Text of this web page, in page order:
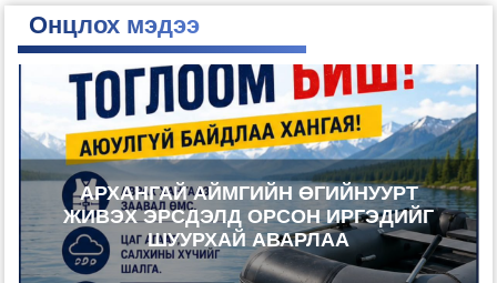
Онцлох мэдээ
АРХАНГАЙ АЙМГИЙН ӨГИЙНУУРТ
ЖИВЭХ ЭРСДЭЛД ОРСОН ИРГЭДИЙГ
ШУУРХАЙ АВАРЛАА